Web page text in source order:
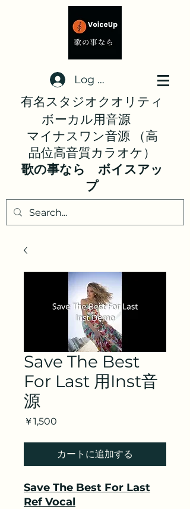
Log In
有名スタジオクオリティ
ボーカル用音源
マイナスワン音源 （高
品位高音質カラオケ）
歌の事なら ボイスアッ
プ
Save The Best
For Last 用Inst音
源
￥1,500
カートに追加する
Save The Best For Last
Ref Vocal